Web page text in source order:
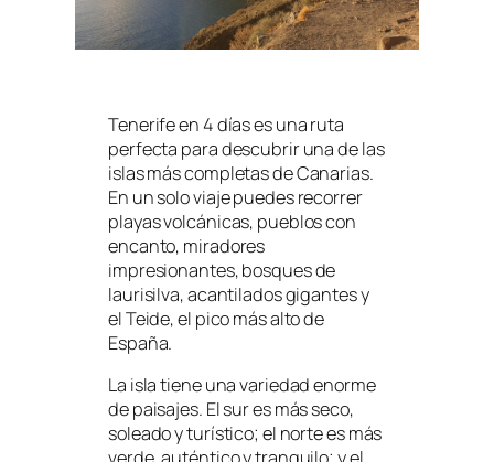
Tenerife en 4 días es una ruta
perfecta para descubrir una de las
islas más completas de Canarias.
En un solo viaje puedes recorrer
playas volcánicas, pueblos con
encanto, miradores
impresionantes, bosques de
laurisilva, acantilados gigantes y
el Teide, el pico más alto de
España.
La isla tiene una variedad enorme
de paisajes. El sur es más seco,
soleado y turístico; el norte es más